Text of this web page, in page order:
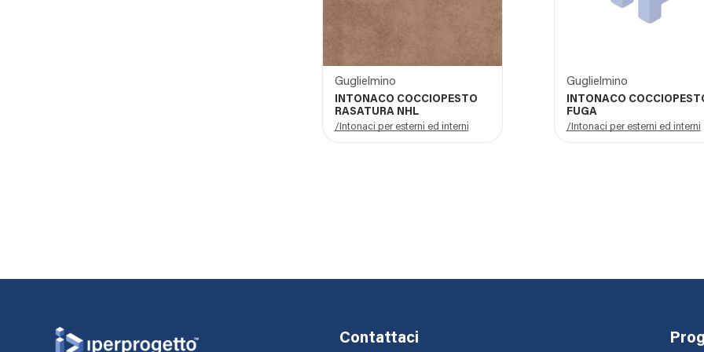
Guglielmino
INTONACO COCCIOPESTO
RASATURA NHL
/Intonaci per esterni ed interni
Guglielmino
INTONACO
FUGA
/Intonaci per esterni ed interni
Contattaci